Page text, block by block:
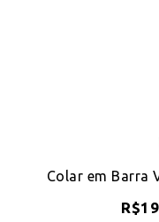
Colar em Barra
R$